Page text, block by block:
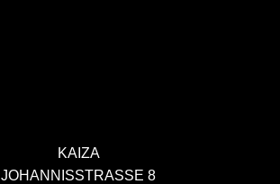
KAIZA
JOHANNISSTRASSE 8